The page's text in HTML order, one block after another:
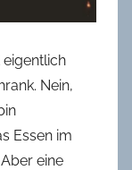
eigentlich
Nein,
Essen im
eine